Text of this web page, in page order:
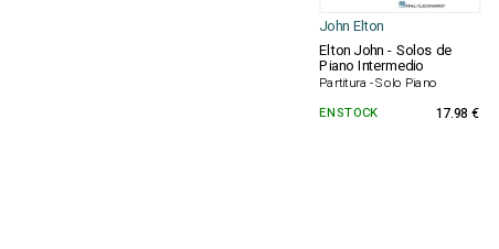
John Elton
Elton John - Solos de
Piano Intermedio
Partitura - Solo Piano
EN STOCK 17.98 €